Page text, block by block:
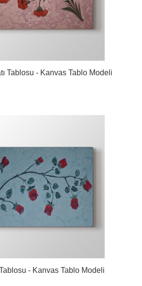
Tablosu - Kanvas Tablo Modeli
- Kanvas Tablo Modeli